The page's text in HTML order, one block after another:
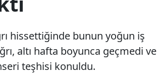
hissettiğinde bunun yoğun iş
altı hafta boyunca geçmedi ve
teşhisi konuldu.